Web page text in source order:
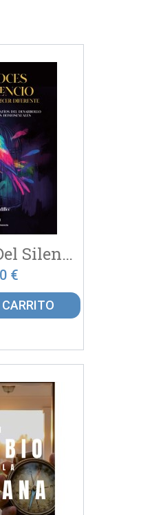
Las Voces Del Silencio: La...
€